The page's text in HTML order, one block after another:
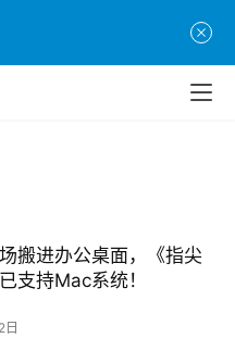
搬进办公桌面，《指尖
支持Mac系统！